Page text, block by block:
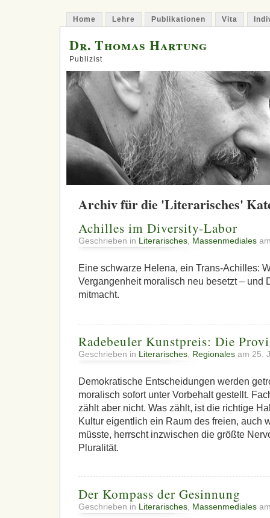
Home Lehre Publikationen Vita
Dr. Thomas Hartung
Publizist
Archiv für die 'Literarisches'
Achilles im Diversity-Labor
Geschrieben in Literarisches Massenmediales
Eine schwarze Helena, ein Trans-Achilles:
Vergangenheit moralisch neu besetzt – und
mitmacht.
Radebeuler Kunstpreis: Die
Geschrieben in Literarisches Regionales am 25.
Demokratische Entscheidungen werden
moralisch sofort unter Vorbehalt gestellt.
zählt aber nicht. Was zählt, ist die richtige
Kultur eigentlich ein Raum des freien, auch
müsste, herrscht inzwischen die größte
Pluralität.
Der Kompass der Gesinnung
Geschrieben in Literarisches, Massenmediales